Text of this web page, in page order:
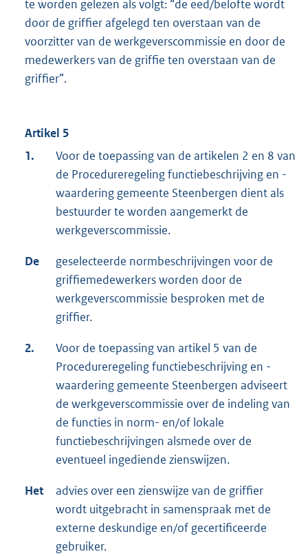
te worden gelezen als volgt: “de eed/belofte wordt
door de griffier afgelegd ten overstaan van de
voorzitter van de werkgeverscommissie en door de
medewerkers van de griffie ten overstaan van de
griffier”.
Artikel 5
1.
Voor de toepassing van de artikelen 2 en 8 van
de Procedureregeling functiebeschrijving en -
waardering gemeente Steenbergen dient als
bestuurder te worden aangemerkt de
werkgeverscommissie.
De
geselecteerde normbeschrijvingen voor de
griffiemedewerkers worden door de
werkgeverscommissie besproken met de
griffier.
2.
Voor de toepassing van artikel 5 van de
Procedureregeling functiebeschrijving en -
waardering gemeente Steenbergen adviseert
de werkgeverscommissie over de indeling van
de functies in norm- en/of lokale
functiebeschrijvingen alsmede over de
eventueel ingediende zienswijzen.
Het
advies over een zienswijze van de griffier
wordt uitgebracht in samenspraak met de
externe deskundige en/of gecertificeerde
gebruiker.